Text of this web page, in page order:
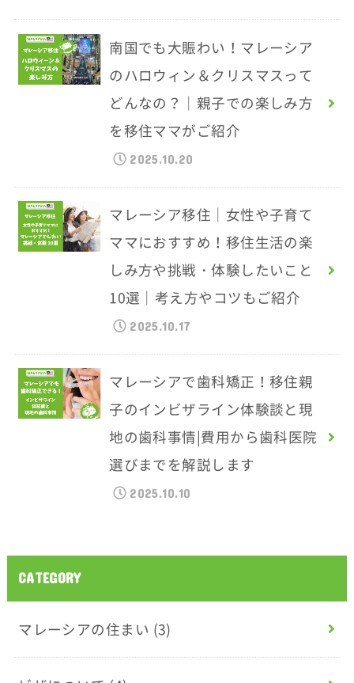
南国でも大賑わい！マレーシア
のハロウィン＆クリスマスって
どんなの？｜親子での楽しみ方
を移住ママがご紹介
2025.10.20
マレーシア移住｜女性や子育て
ママにおすすめ！移住生活の楽
しみ方や挑戦・体験したいこと
10選｜考え方やコツもご紹介
2025.10.17
マレーシアで歯科矯正！移住親
子のインビザライン体験談と現
地の歯科事情|費用から歯科医院
選びまでを解説します
2025.10.10
CATEGORY
マレーシアの住まい (3)